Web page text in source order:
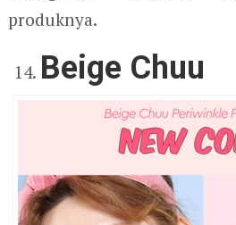
produknya.
Beige Chuu